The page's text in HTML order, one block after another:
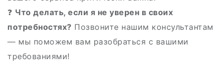
❓ Что делать, если я не уверен в своих
потребностях? Позвоните нашим консультантам
— мы поможем вам разобраться с вашими
требованиями!